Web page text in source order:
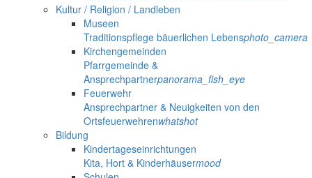
Kultur / Religion / Landleben
Museen
Traditionspflege bäuerlichen Lebensphoto_camera
Kirchengemeinden
Pfarrgemeinde &
Ansprechpartnerpanorama_fish_eye
Feuerwehr
Ansprechpartner & Neuigkeiten von den
Ortsfeuerwehrenwhatshot
Bildung
Kindertageseinrichtungen
Kita, Hort & Kinderhäusermood